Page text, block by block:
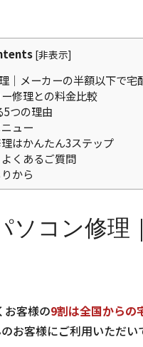
[非表示]
｜メーカーの半額以下で宅
修理との料金比較
つの理由
ュー
はかんたん3ステップ
くあるご質問
から
ソコン修理
お客様の9割は全国からの
お客様にご利用いただい